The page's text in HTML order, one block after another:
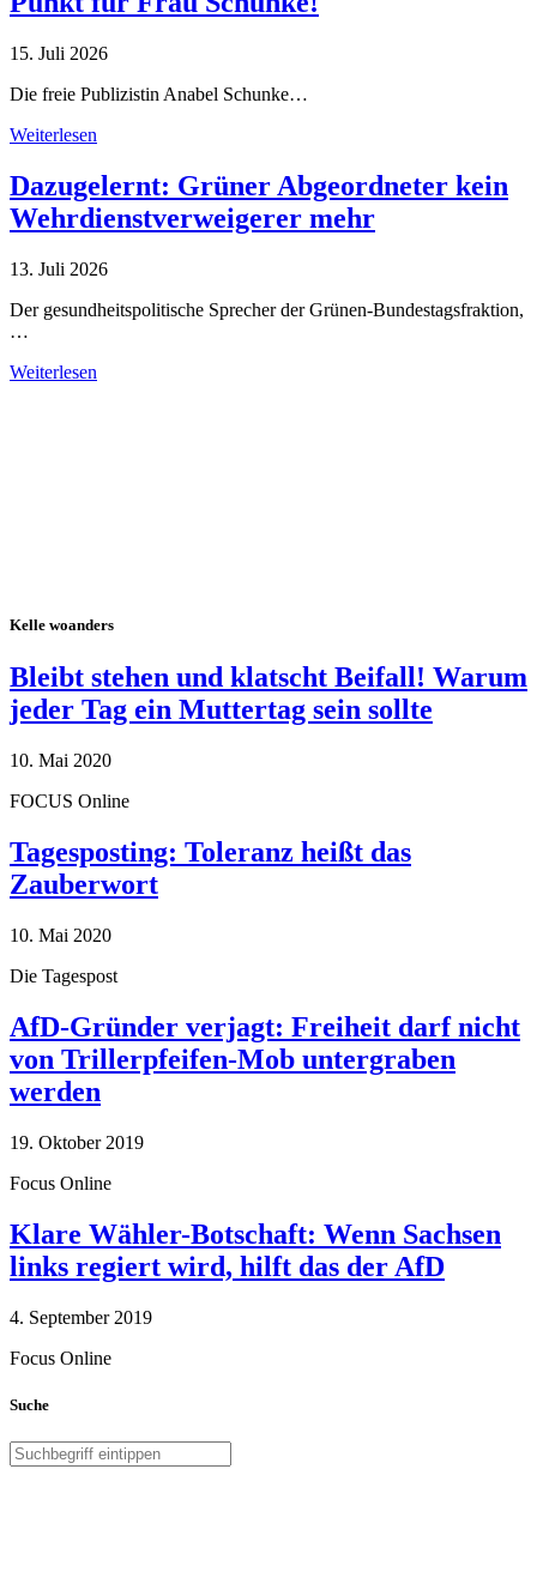
15. Juli 2026
Die freie Publizistin Anabel Schunke…
Weiterlesen
Dazugelernt: Grüner Abgeordneter kein
Wehrdienstverweigerer mehr
13. Juli 2026
Der gesundheitspolitische Sprecher der Grünen-Bundestagsfraktion,
…
Weiterlesen
Kelle woanders
Bleibt stehen und klatscht Beifall! Warum
jeder Tag ein Muttertag sein sollte
10. Mai 2020
FOCUS Online
Tagesposting: Toleranz heißt das
Zauberwort
10. Mai 2020
Die Tagespost
AfD-Gründer verjagt: Freiheit darf nicht
von Trillerpfeifen-Mob untergraben
werden
19. Oktober 2019
Focus Online
Klare Wähler-Botschaft: Wenn Sachsen
links regiert wird, hilft das der AfD
4. September 2019
Focus Online
Suche